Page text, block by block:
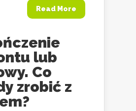
Read More
lub
Co
zrobić z